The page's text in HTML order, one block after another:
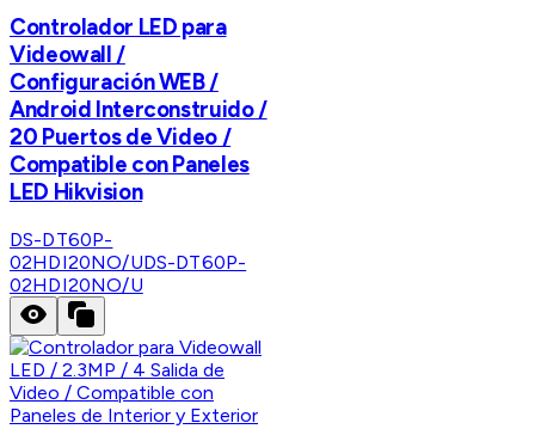
Controlador LED para
Videowall /
Configuración WEB /
Android Interconstruido /
20 Puertos de Video /
Compatible con Paneles
LED Hikvision
DS-DT60P-
02HDI20NO/UDS-DT60P-
02HDI20NO/U